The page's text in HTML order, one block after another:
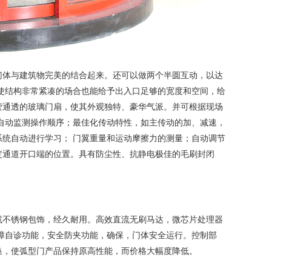
与建筑物完美的结合起来。还可以做两个半圆互动，以达
构非常紧凑的场合也能给予出入口足够的宽度和空间，给
透的玻璃门扇，使其外观独特、豪华气派。并可根据现场
监测操作顺序；最佳化传动特性，如主传动的加、减速，
自动进行学习； 门翼重量和运动摩擦力的测量；自动调节
道开口端的位置。具有防尘性、抗静电极佳的毛刷封闭
锈钢包饰，经久耐用。高效直流无刷马达，微芯片处理器
诊功能，安全防夹功能，确保，门体安全运行。控制部
使弧型门产品保持原高性能，而价格大幅度降低。